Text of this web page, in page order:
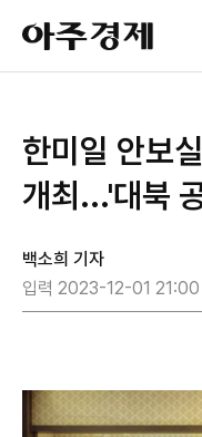
아
주
경
한미일 안보
개최...'대북
백소희 기자
입력 2023-12-01 21:00